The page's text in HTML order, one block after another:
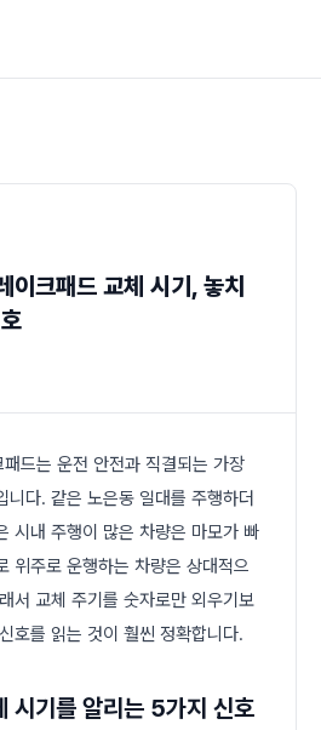
이크패드 교체 시기, 놓치
드는 운전 안전과 직결되는 가장
니다. 같은 노은동 일대를 주행하더
시내 주행이 많은 차량은 마모가 빠
위주로 운행하는 차량은 상대적으
서 교체 주기를 숫자로만 외우기보
호를 읽는 것이 훨씬 정확합니다.
시기를 알리는 5가지 신호